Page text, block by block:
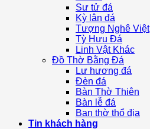
Sư tử đá
Kỳ lân đá
Tượng Nghê Việt
Tỳ Hưu Đá
Linh Vật Khác
Đồ Thờ Bằng Đá
Lư hương đá
Đèn đá
Bàn Thờ Thiên
Bàn lễ đá
Ban thờ thổ địa
Tin khách hàng